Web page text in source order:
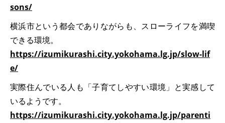
sons/
横浜市という都会でありながらも、スローライフを満喫
できる環境。
https://izumikurashi.city.yokohama.lg.jp/slow-lif
e/
実際住んでいる人も「子育てしやすい環境」と実感して
いるようです。
https://izumikurashi.city.yokohama.lg.jp/parenti